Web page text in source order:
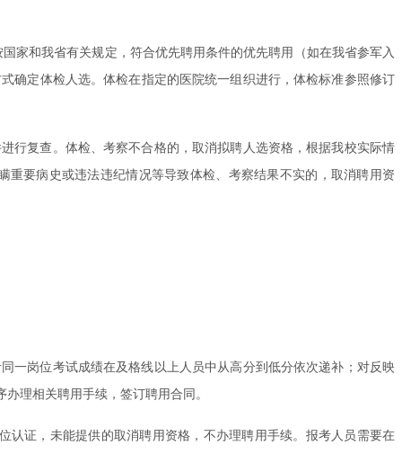
家和我省有关规定，符合优先聘用条件的优先聘用（如在我省参军入
确定体检人选。体检在指定的医院统一组织进行，体检标准参照修订
行复查。体检、考察不合格的，取消拟聘人选资格，根据我校实际情
要病史或违法违纪情况等导致体检、考察结果不实的，取消聘用资
一岗位考试成绩在及格线以上人员中从高分到低分依次递补；对反映
理相关聘用手续，签订聘用合同。
证，未能提供的取消聘用资格，不办理聘用手续。报考人员需要在